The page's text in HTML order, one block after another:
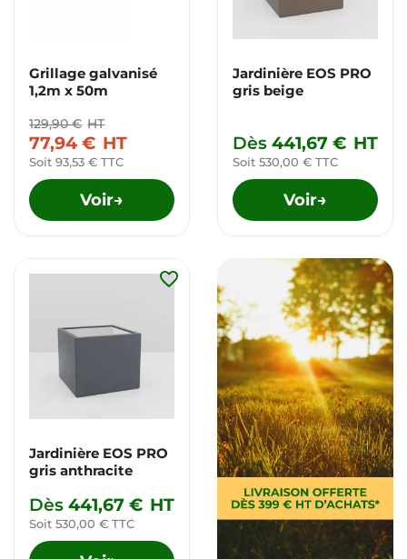
Grillage galvanisé
1,2m x 50m
129,90 € HT
77,94 € HT
Soit 93,53 € TTC
Voir→
Jardinière EOS PRO
gris beige
Dès 441,67 € HT
Soit 530,00 € TTC
Voir→
Jardinière EOS PRO
gris anthracite
Dès 441,67 € HT
Soit 530,00 € TTC
favorite_border